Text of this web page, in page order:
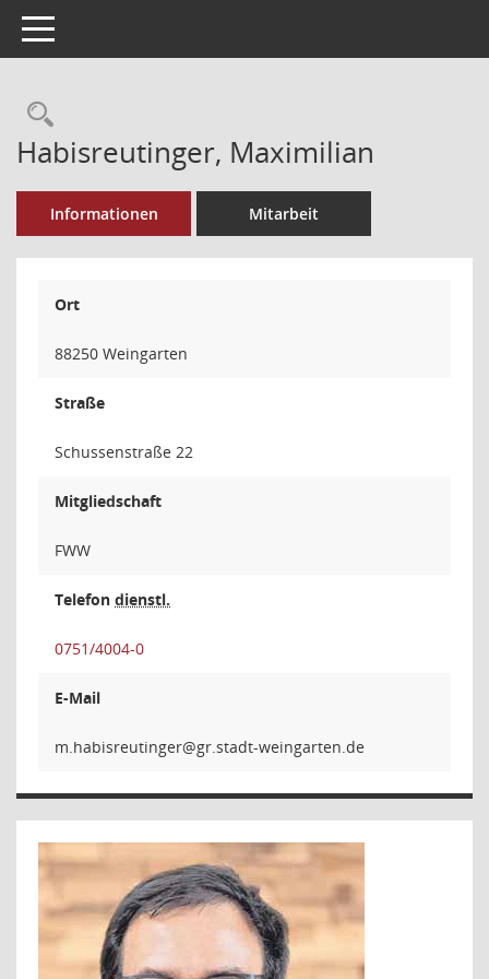
Toggle navigation
Rechercheauswahl
Habisreutinger, Maximilian
Informationen Mitarbeit
Ort
88250 Weingarten
Straße
Schussenstraße 22
Mitgliedschaft
FWW
Telefon dienstl.
0751/4004-0
E-Mail
regnitue